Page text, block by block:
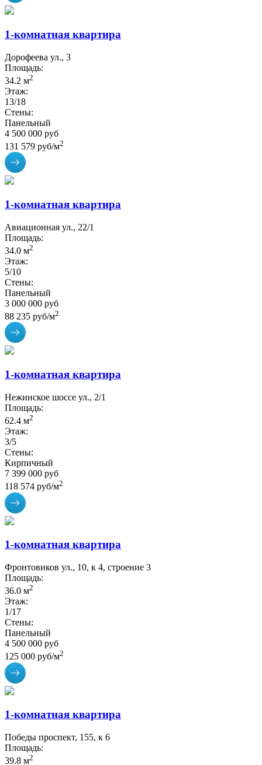
1-комнатная квартира
Дорофеева ул., 3
Площадь:
34.2 м2
Этаж:
13/18
Стены:
Панельный
4 500 000 руб
131 579 руб/м2
1-комнатная квартира
Авиационная ул., 22/1
Площадь:
34.0 м2
Этаж:
5/10
Стены:
Панельный
3 000 000 руб
88 235 руб/м2
1-комнатная квартира
Нежинское шоссе ул., 2/1
Площадь:
62.4 м2
Этаж:
3/5
Стены:
Кирпичный
7 399 000 руб
118 574 руб/м2
1-комнатная квартира
Фронтовиков ул., 10, к 4, строение 3
Площадь:
36.0 м2
Этаж:
1/17
Стены:
Панельный
4 500 000 руб
125 000 руб/м2
1-комнатная квартира
Победы проспект, 155, к 6
Площадь:
39.8 м2